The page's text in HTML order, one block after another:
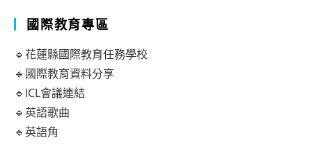
國際教育專區
🔹花蓮縣國際教育任務學校
🔹國際教育資料分享
🔹ICL會議連結
🔹英語歌曲
🔹英語角